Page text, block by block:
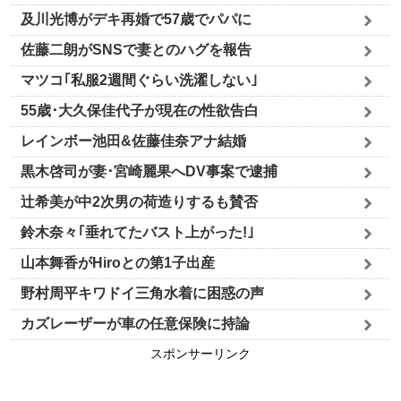
及川光博がデキ再婚で57歳でパパに
佐藤二朗がSNSで妻とのハグを報告
マツコ｢私服2週間ぐらい洗濯しない｣
55歳･大久保佳代子が現在の性欲告白
レインボー池田&佐藤佳奈アナ結婚
黒木啓司が妻･宮崎麗果へDV事案で逮捕
辻希美が中2次男の荷造りするも賛否
鈴木奈々｢垂れてたバスト上がった!｣
山本舞香がHiroとの第1子出産
野村周平キワドイ三角水着に困惑の声
カズレーザーが車の任意保険に持論
スポンサーリンク